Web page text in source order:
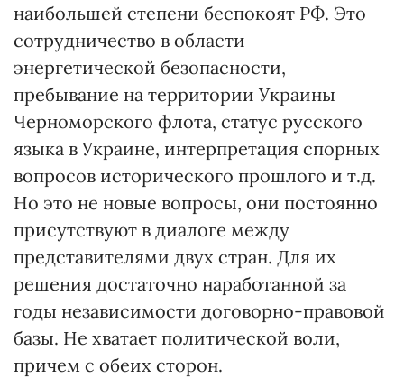
наибольшей степени беспокоят РФ. Это
сотрудничество в области
энергетической безопасности,
пребывание на территории Украины
Черноморского флота, статус русского
языка в Украине, интерпретация спорных
вопросов исторического прошлого и т.д.
Но это не новые вопросы, они постоянно
присутствуют в диалоге между
представителями двух стран. Для их
решения достаточно наработанной за
годы независимости договорно-правовой
базы. Не хватает политической воли,
причем с обеих сторон.